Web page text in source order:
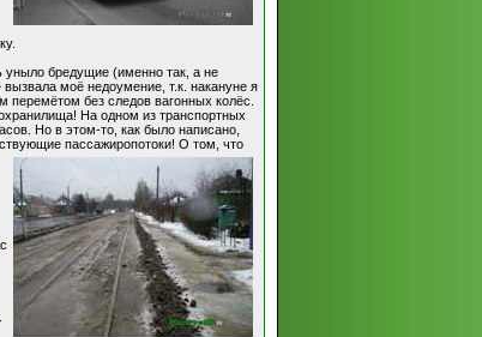
уныло бредущие (именно так, а не
моё недоумение, т.к. накануне я
без следов вагонных колёс.
На одном из транспортных
Но в этом-то, как было написано,
пассажиропотоки! О том, что